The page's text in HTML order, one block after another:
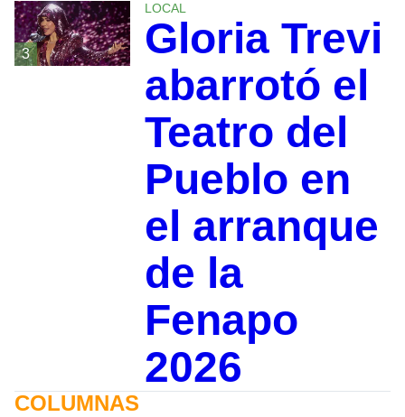
3
LOCAL
Gloria Trevi
abarrotó el
Teatro del
Pueblo en
el arranque
de la
Fenapo
2026
COLUMNAS